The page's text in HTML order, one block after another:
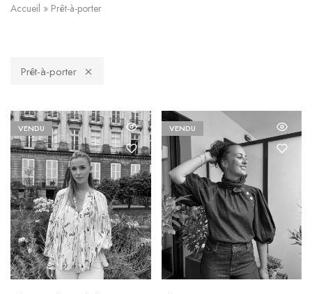
Accueil » Prêt-à-porter
Prêt-à-porter
VENDU VENDU